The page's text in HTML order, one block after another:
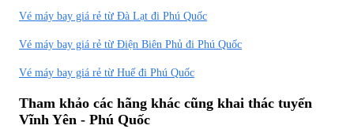
Vé máy bay giá rẻ từ Đà Lạt đi Phú Quốc
Vé máy bay giá rẻ từ Điện Biên Phủ đi Phú Quốc
Vé máy bay giá rẻ từ Huế đi Phú Quốc
Tham khảo các hãng khác cũng khai thác tuyến
Vĩnh Yên - Phú Quốc